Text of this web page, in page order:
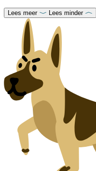
Lees meer Lees minder